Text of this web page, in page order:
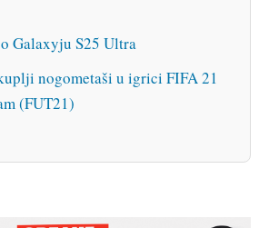
Galaxyju S25 Ultra
nogometaši u igrici FIFA 21
(FUT21)